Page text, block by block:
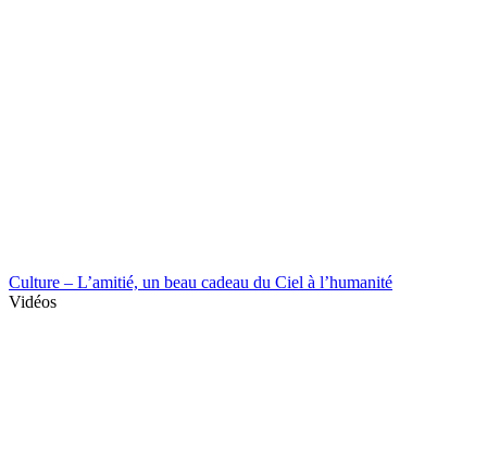
Culture – L’amitié, un beau cadeau du Ciel à l’humanité
Vidéos